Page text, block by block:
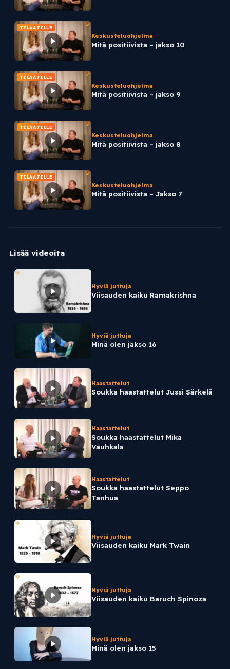
TILAAJILLE
Keskusteluohjelma
Mitä positiivista – jakso 10
TILAAJILLE
Keskusteluohjelma
Mitä positiivista – jakso 9
TILAAJILLE
Keskusteluohjelma
Mitä positiivista – jakso 8
TILAAJILLE
Keskusteluohjelma
Mitä positiivista – Jakso 7
Lisää videoita
Hyviä juttuja
Viisauden kaiku Ramakrishna
Hyviä juttuja
Minä olen jakso 16
Haastattelut
Soukka haastattelut Jussi Särkelä
Haastattelut
Soukka haastattelut Mika
Vauhkala
Haastattelut
Soukka haastattelut Seppo
Tanhua
Hyviä juttuja
Viisauden kaiku Mark Twain
Hyviä juttuja
Viisauden kaiku Baruch Spinoza
Hyviä juttuja
Minä olen jakso 15